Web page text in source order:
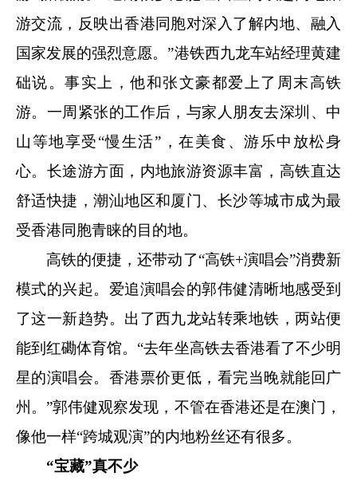
游交流，反映出香港同胞对深入了解内地、融入
国家发展的强烈意愿。”港铁西九龙车站经理黄建
础说。事实上，他和张文豪都爱上了周末高铁
游。一周紧张的工作后，与家人朋友去深圳、中
山等地享受“慢生活”，在美食、游乐中放松身
心。长途游方面，内地旅游资源丰富，高铁直达
舒适快捷，潮汕地区和厦门、长沙等城市成为最
受香港同胞青睐的目的地。
高铁的便捷，还带动了“高铁+演唱会”消费新
模式的兴起。爱追演唱会的郭伟健清晰地感受到
了这一新趋势。出了西九龙站转乘地铁，两站便
能到红磡体育馆。“去年坐高铁去香港看了不少明
星的演唱会。香港票价更低，看完当晚就能回广
州。”郭伟健观察发现，不管在香港还是在澳门，
像他一样“跨城观演”的内地粉丝还有很多。
“宝藏”真不少